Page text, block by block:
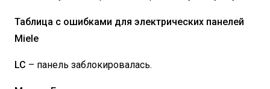
Таблица с ошибками для электрических панелей
Miele
LC – панель заблокировалась.